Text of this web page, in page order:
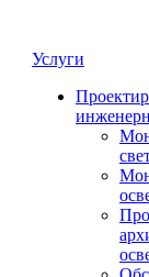
Услуги